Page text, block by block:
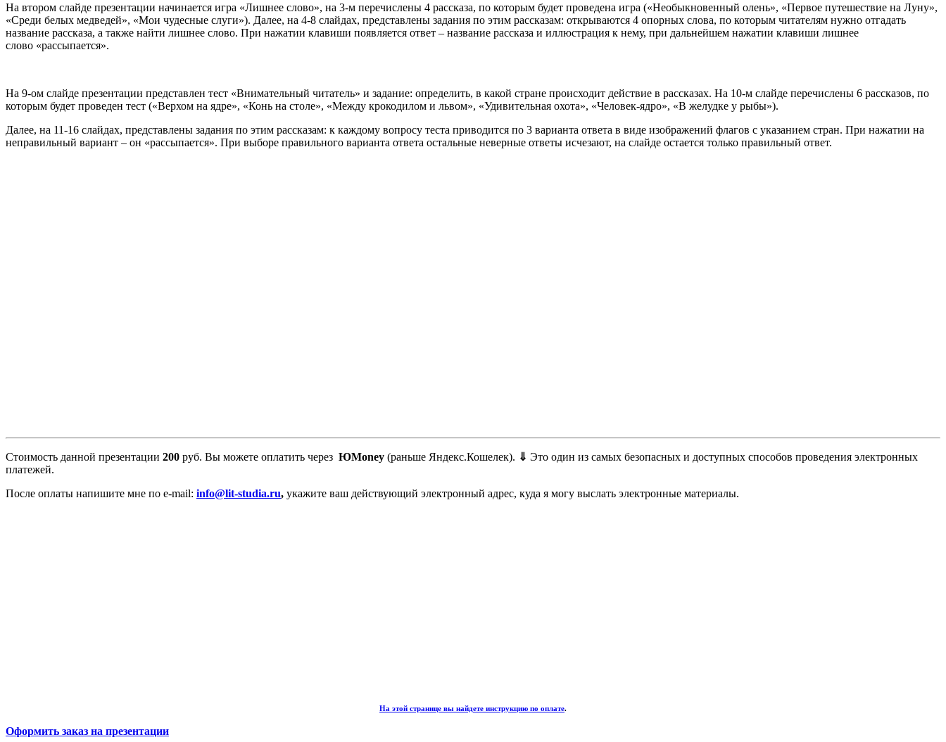
На втором слайде презентации начинается игра «Лишнее слово», на 3-м перечислены 4 рассказа, по которым будет проведена игра («Необыкновенный олень», «Первое путешествие на Луну»,
«Среди белых медведей», «Мои чудесные слуги»). Далее, на 4-8 слайдах, представлены задания по этим рассказам: открываются 4 опорных слова, по которым читателям нужно отгадать
название рассказа, а также найти лишнее слово. При нажатии клавиши появляется ответ – название рассказа и иллюстрация к нему, при дальнейшем нажатии клавиши лишнее
слово «рассыпается».
На 9-ом слайде презентации представлен тест «Внимательный читатель» и задание: определить, в какой стране происходит действие в рассказах. На 10-м слайде перечислены 6 рассказов, по
которым будет проведен тест («Верхом на ядре», «Конь на столе», «Между крокодилом и львом», «Удивительная охота», «Человек-ядро», «В желудке у рыбы»).
Далее, на 11-16 слайдах, представлены задания по этим рассказам: к каждому вопросу теста приводится по 3 варианта ответа в виде изображений флагов с указанием стран. При нажатии на
неправильный вариант – он «рассыпается». При выборе правильного варианта ответа остальные неверные ответы исчезают, на слайде остается только правильный ответ.
Стоимость данной презентации 200 руб. Вы можете оплатить через ЮMoney (раньше Яндекс.Кошелек). ⇓ Это один из самых безопасных и доступных способов проведения электронных
платежей.
После оплаты напишите мне по e-mail: info@lit-studia.ru, укажите ваш действующий электронный адрес, куда я могу выслать электронные материалы.
На этой странице вы найдете инструкцию по оплате.
Оформить заказ на презентации